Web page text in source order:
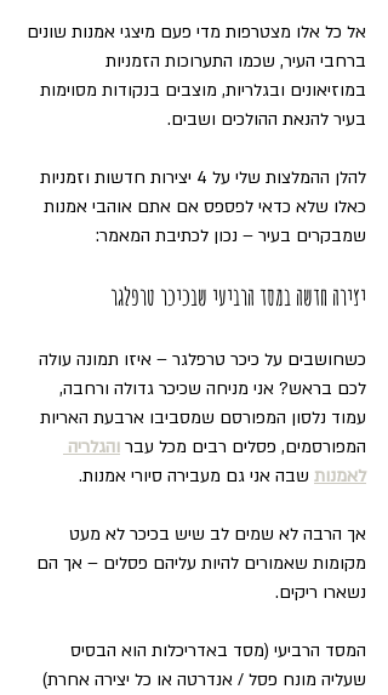
אל כל אלו מצטרפות מדי פעם מיצגי אמנות שונים
ברחבי העיר, שכמו התערוכות הזמניות
במוזיאונים ובגלריות, מוצבים בנקודות מסוימות
בעיר להנאת ההולכים ושבים.
להלן ההמלצות שלי על 4 יצירות חדשות וזמניות
כאלו שלא כדאי לפספס אם אתם אוהבי אמנות
שמבקרים בעיר – נכון לכתיבת המאמר:
יצירה חדשה במסד הרביעי שבכיכר טרפלגר
כשחושבים על כיכר טרפלגר – איזו תמונה עולה
לכם בראש? אני מניחה שכיכר גדולה ורחבה,
עמוד נלסון המפורסם שמסביבו ארבעת האריות
המפורסמים, פסלים רבים מכל עבר והגלריה
לאמנות שבה אני גם מעבירה סיורי אמנות.
אך הרבה לא שמים לב שיש בכיכר לא מעט
מקומות שאמורים להיות עליהם פסלים – אך הם
נשארו ריקים.
המסד הרביעי (מסד באדריכלות הוא הבסיס
שעליה מונח פסל / אנדרטה או כל יצירה אחרת)